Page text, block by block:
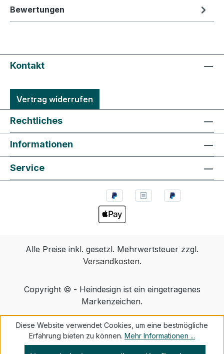
Bewertungen
Kontakt
Vertrag widerrufen
Rechtliches
Informationen
Service
Alle Preise inkl. gesetzl. Mehrwertsteuer zzgl.
Versandkosten.
Copyright © - Heindesign ist ein eingetragenes
Markenzeichen.
Diese Website verwendet Cookies, um eine bestmögliche
Erfahrung bieten zu können. Mehr Informationen ...